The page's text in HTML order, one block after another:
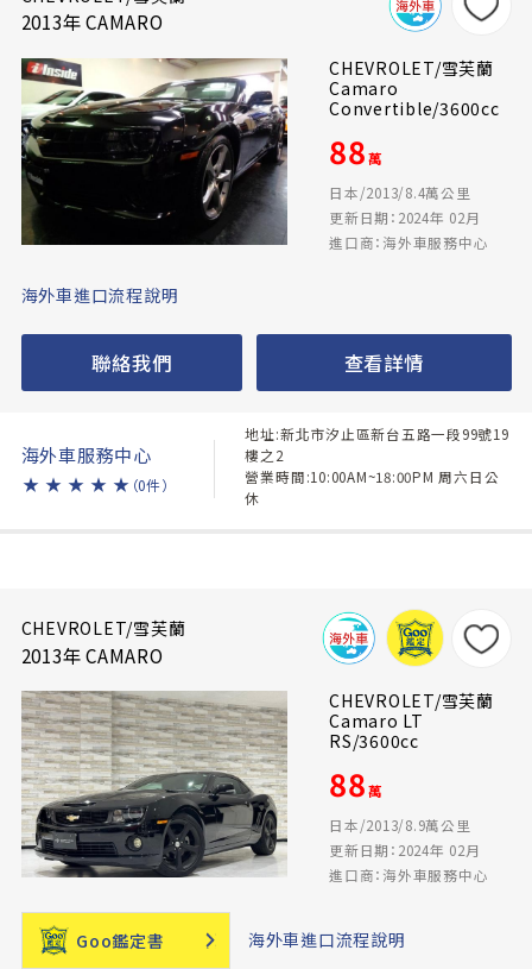
2013年 CAMARO
CHEVROLET/雪芙蘭
Camaro
Convertible/3600cc
88萬
日本/2013/8.4萬公里
更新日期：2024年 02月
進口商：海外車服務中心
海外車進口流程說明
聯絡我們 查看詳情
海外車服務中心
★ ★ ★ ★ ★ （0件）
地址:新北市汐止區新台五路一段99號19
樓之2
營業時間:10:00AM~18:00PM 周六日公
休
CHEVROLET/雪芙蘭
2013年 CAMARO
CHEVROLET/雪芙蘭
Camaro LT
RS/3600cc
88萬
日本/2013/8.9萬公里
更新日期：2024年 02月
進口商：海外車服務中心
Goo鑑定書 海外車進口流程說明